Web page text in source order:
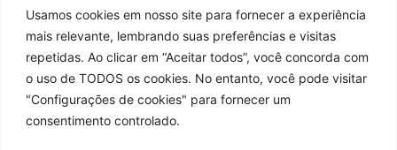
Usamos cookies em nosso site para fornecer a experiência
mais relevante, lembrando suas preferências e visitas
repetidas. Ao clicar em “Aceitar todos”, você concorda com
o uso de TODOS os cookies. No entanto, você pode visitar
"Configurações de cookies" para fornecer um
consentimento controlado.
Fale Conosco
ADMINISTRAÇÃO
Webmail